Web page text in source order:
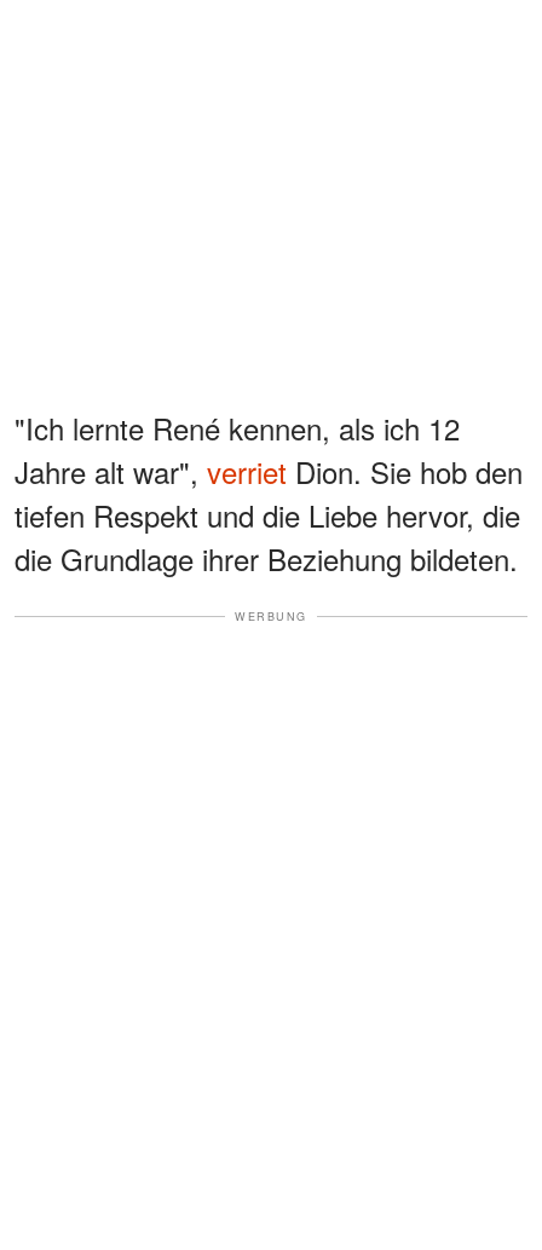
"Ich lernte René kennen, als ich 12
Jahre alt war", verriet Dion. Sie hob den
tiefen Respekt und die Liebe hervor, die
die Grundlage ihrer Beziehung bildeten.
WERBUNG